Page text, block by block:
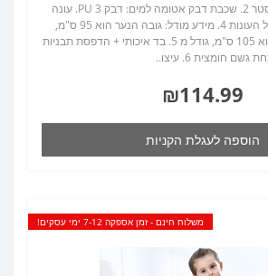
1. בד גשם: בד פוליאסטר 2. שכבת דבק אטומה למים: דבק PU 3. עונה
רלוונטית: מתאימה לכל העונות 4. מידע מודל: גובה הנער הוא 95 ס"מ,
גודל S; גובה הילדה הוא 105 ס"מ, גודל מ 5. בד איכותי + הדפסת תבניות
חומצית 6. עיצו..
₪114.99
הוספה לעגלת הקניות
משלוח חינם - זמן אספקה 7-12 ימי עסקים!